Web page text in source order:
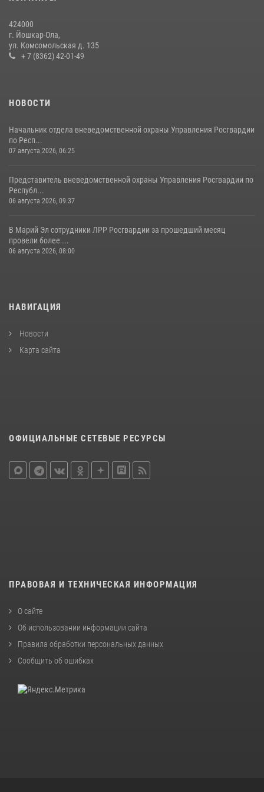
08 июля 2026, 13:48
Управление Росгвардии по Республике Марий Эл приняло участие в
424000
г. Йошкар-Ола,
ул. Комсомольская д. 135
+ 7 (8362) 42-01-49
НОВОСТИ
Начальник отдела вневедомственной охраны Управления Росгвардии
по Респ...
07 августа 2026, 06:25
Представитель вневедомственной охраны Управления Росгвардии по
Республ...
06 августа 2026, 09:37
В Марий Эл сотрудники ЛРР Росгвардии за прошедший месяц
провели более ...
06 августа 2026, 08:00
НАВИГАЦИЯ
Новости
Карта сайта
ОФИЦИАЛЬНЫЕ СЕТЕВЫЕ РЕСУРСЫ
ПРАВОВАЯ И ТЕХНИЧЕСКАЯ ИНФОРМАЦИЯ
О сайте
Об использовании информации сайта
Правила обработки персональных данных
Сообщить об ошибках